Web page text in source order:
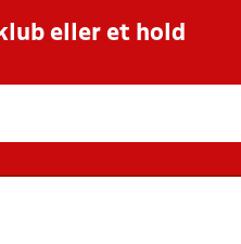
eller et hold